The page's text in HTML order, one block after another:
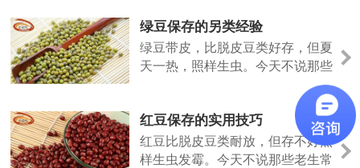
绿豆保存的另类经验
绿豆带皮，比脱皮豆类好存，但夏
天一热，照样生虫。今天不说那些
老话，聊几个实际用过的小招。
红豆保存的实用技巧
红豆比脱皮豆类耐放，但存不好照
样生虫发霉。今天不说那些老生常